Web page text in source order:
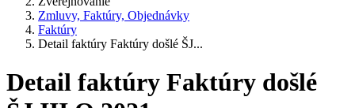
Zmluvy, Faktúry, Objednávky
Faktúry
Detail faktúry Faktúry došlé ŠJ...
Detail faktúry Faktúry došlé